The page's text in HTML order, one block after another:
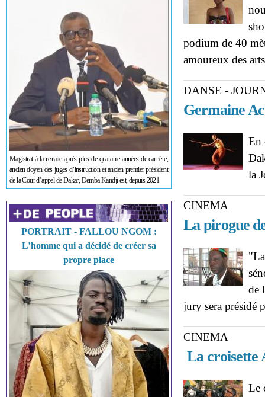
Magistrat à la retraite après plus de quarante années de carrière,
ancien doyen des juges d’instruction et ancien premier président
de la Cour d’appel de Dakar, Demba Kandji est, depuis 2021
PORTRAIT - FALLOU NGOM :
L’homme qui a décidé de créer sa
propre place
podium de 40
amoureux des
DANSE -
Germaine
En
la
CINEMA
La pirogue
de
jury sera présidé
CINEMA
La croisette
Le